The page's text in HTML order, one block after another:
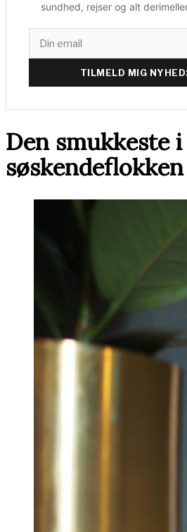
sundhed, rejser og alt
TILMELD MIG
Den smukkeste i
søskendeflokken